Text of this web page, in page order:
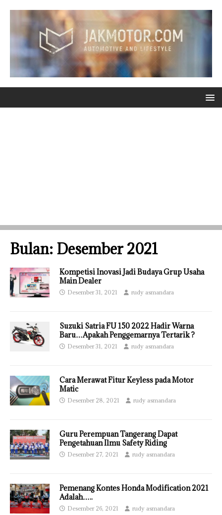
Bulan: Desember 2021
Kompetisi Inovasi Jadi Budaya Grup Usaha
Main Dealer
Desember 31, 2021 rudy asmandara
Suzuki Satria FU 150 2022 Hadir Warna
Baru…Apakah Penggemarnya Tertarik ?
Desember 31, 2021 rudy asmandara
Cara Merawat Fitur Keyless pada Motor
Matic
Desember 28, 2021 rudy asmandara
Guru Perempuan Tangerang Dapat
Pengetahuan Ilmu Safety Riding
Desember 27, 2021 rudy asmandara
Pemenang Kontes Honda Modification 2021
Adalah…..
Desember 26, 2021 rudy asmandara